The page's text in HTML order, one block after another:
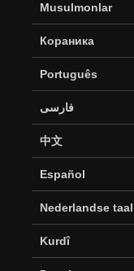
Musulmonlar
Кораника
Português
فارسی
中文
Español
Nederlandse taal
Kurdî